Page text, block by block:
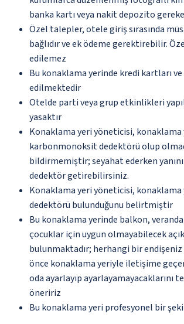
banka kartı veya nakit depozito
Özel talepler, otele giriş sırasında
bağlıdır ve ek ödeme gerektirebilir.
edilemez
Bu konaklama yerinde kredi kartları
edilmektedir
Otelde parti veya grup etkinlikleri
yasaktır
Konaklama yeri yöneticisi, konaklama
karbonmonoksit dedektörü olup
bildirmemiştir; seyahat ederken
dedektör getirebilirsiniz.
Konaklama yeri yöneticisi, konaklama
dedektörü bulunduğunu belirtmiştir
Bu konaklama yerinde balkon,
çocuklar için uygun olmayabilecek
bulunmaktadır; herhangi bir endişeniz
önce konaklama yeriyle iletişime
oda ayarlayıp ayarlayamayacaklarını
öneririz
Bu konaklama yeri profesyonel bir